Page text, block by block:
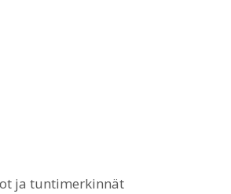
ja tuntimerkinnät